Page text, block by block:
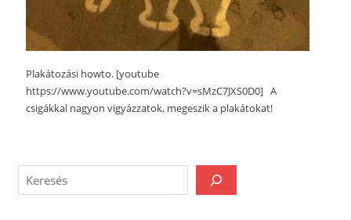
Plakátozási howto. [youtube
https://www.youtube.com/watch?v=sMzC7JXS0D0] A
csigákkal nagyon vigyázzatok, megeszik a plakátokat!